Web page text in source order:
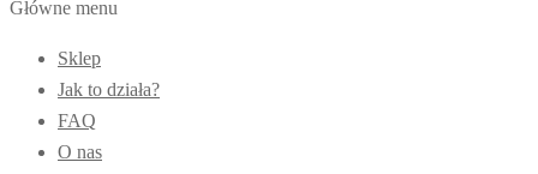
Główne menu
Sklep
Jak to działa?
FAQ
O nas